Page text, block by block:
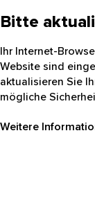
Bitte
Ihr Internet-
Website sind
aktualisieren Sie
mögliche
Weitere